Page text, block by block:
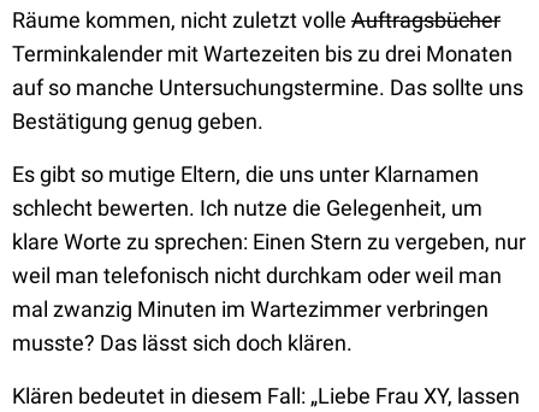
Räume kommen, nicht zuletzt volle Auftragsbücher
Terminkalender mit Wartezeiten bis zu drei Monaten
auf so manche Untersuchungstermine. Das sollte uns
Bestätigung genug geben.
Es gibt so mutige Eltern, die uns unter Klarnamen
schlecht bewerten. Ich nutze die Gelegenheit, um
klare Worte zu sprechen: Einen Stern zu vergeben, nur
weil man telefonisch nicht durchkam oder weil man
mal zwanzig Minuten im Wartezimmer verbringen
musste? Das lässt sich doch klären.
Klären bedeutet in diesem Fall: „Liebe Frau XY, lassen